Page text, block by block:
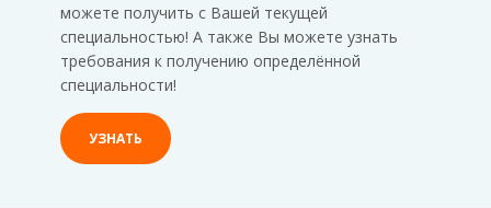
можете получить с Вашей текущей
специальностью! А также Вы можете узнать
требования к получению определённой
специальности!
УЗНАТЬ